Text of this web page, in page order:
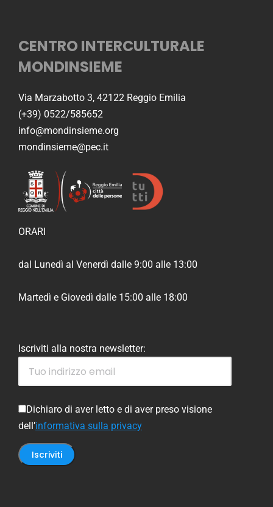
CENTRO INTERCULTURALE
MONDINSIEME
Via Marzabotto 3, 42122 Reggio Emilia
(+39) 0522/585652
info@mondinsieme.org
mondinsieme@pec.it
ORARI
dal Lunedì al Venerdì dalle 9:00 alle 13:00
Martedì e Giovedì dalle 15:00 alle 18:00
Iscriviti alla nostra newsletter:
Dichiaro di aver letto e di aver preso visione
dell’informativa sulla privacy